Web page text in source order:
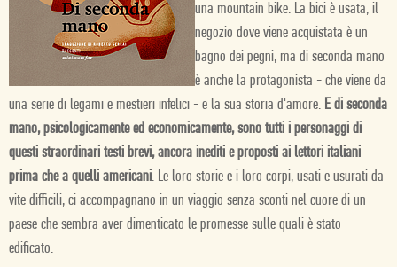
una mountain bike. La bici è usata, il
negozio dove viene acquistata è un
bagno dei pegni, ma di seconda mano
è anche la protagonista - che viene da
una serie di legami e mestieri infelici - e la sua storia d'amore. E di seconda
mano, psicologicamente ed economicamente, sono tutti i personaggi di
questi straordinari testi brevi, ancora inediti e proposti ai lettori italiani
prima che a quelli americani. Le loro storie e i loro corpi, usati e usurati da
vite difficili, ci accompagnano in un viaggio senza sconti nel cuore di un
paese che sembra aver dimenticato le promesse sulle quali è stato
edificato.